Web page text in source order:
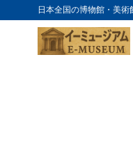
日本全国の博物館・美